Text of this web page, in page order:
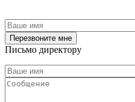
Письмо директору